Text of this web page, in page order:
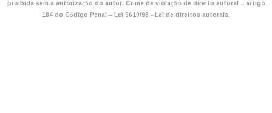
proibida sem a autorização do autor. Crime de violação de direito autoral – artigo
184 do Código Penal –Lei 9610/98 - Lei de direitos autorais.